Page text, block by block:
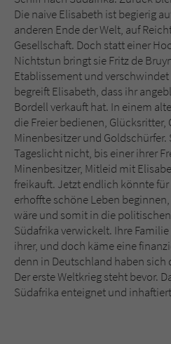
Die naive Elisabeth ist begierig
anderen Ende der Welt, auf
Gesellschaft. Doch statt einer
Nichtstun bringt sie Fritz de
Etablissement und
begreift Elisabeth, dass ihr
Bordell verkauft hat. In einem
die Freier bedienen, Glücksritter,
Minenbesitzer und Goldschürfer.
Tageslicht nicht, bis einer ihrer
Minenbesitzer, Mitleid mit
freikauft. Jetzt endlich könnte
erhoffte schöne Leben
wäre und somit in die
Südafrika verwickelt. Ihre
ihrer, und doch käme eine
denn in Deutschland haben sich
Der erste Weltkrieg steht bevor.
Südafrika enteignet und